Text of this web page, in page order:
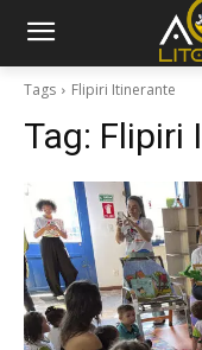
Tags Flipiri Itinerante
Tag: Flipiri